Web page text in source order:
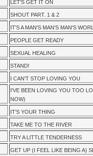
LET'S GET IT ON
SHOUT PART. 1 & 2
IT'S A MAN'S MAN'S MAN'S
PEOPLE GET READY
SEXUAL HEALING
STAND!
I CAN'T STOP LOVING YOU
I'VE BEEN LOVING YOU TOO
NOW)
IT'S YOUR THING
TAKE ME TO THE RIVER
TRY A LITTLE TENDERNESS
GET UP (I FEEL LIKE BEING A)